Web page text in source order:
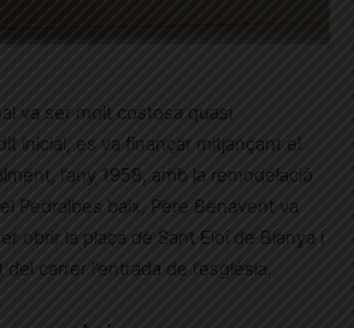
va ser molt costosa quasi
inicial, es va finançar mitjançant el
l’any 1958, amb la remodelació
Pedralbes baix, Pere Benavent va
obrir la plaça de Sant Eloi de Bianya i
carrer l’entrada de l’església.